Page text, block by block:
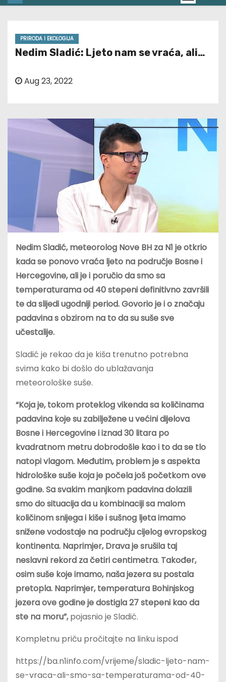
PRIRODA I EKOLOGIJA
Nedim Sladić: Ljeto nam se vraća, ali…
Aug 23, 2022
Nedim Sladić, meteorolog Nove BH za N1 je otkrio
kada se ponovo vraća ljeto na područje Bosne i
Hercegovine, ali je i poručio da smo sa
temperaturama od 40 stepeni definitivno završili
te da slijedi ugodniji period. Govorio je i o značaju
padavina s obzirom na to da su suše sve
učestalije.
Sladić je rekao da je kiša trenutno potrebna
svima kako bi došlo do ublažavanja
meteorološke suše.
“Koja je, tokom proteklog vikenda sa količinama
padavina koje su zabilježene u većini dijelova
Bosne i Hercegovine i iznad 30 litara po
kvadratnom metru dobrodošle kao i to da se tlo
natopi vlagom. Međutim, problem je s aspekta
hidrološke suše koja je počela još početkom ove
godine. Sa svakim manjkom padavina dolazili
smo do situacija da u kombinaciji sa malom
količinom snijega i kiše i sušnog ljeta imamo
snižene vodostaje na području cijelog evropskog
kontinenta. Naprimjer, Drava je srušila taj
neslavni rekord za četiri centimetra. Također,
osim suše koje imamo, naša jezera su postala
pretopla. Naprimjer, temperatura Bohinjskog
jezera ove godine je dostigla 27 stepeni kao da
ste na moru”,pojasnio je Sladić.
Kompletnu priču pročitajte na linku ispod
https://ba.n1info.com/vrijeme/sladic-ljeto-nam-
se-vraca-ali-smo-sa-temperaturama-od-40-